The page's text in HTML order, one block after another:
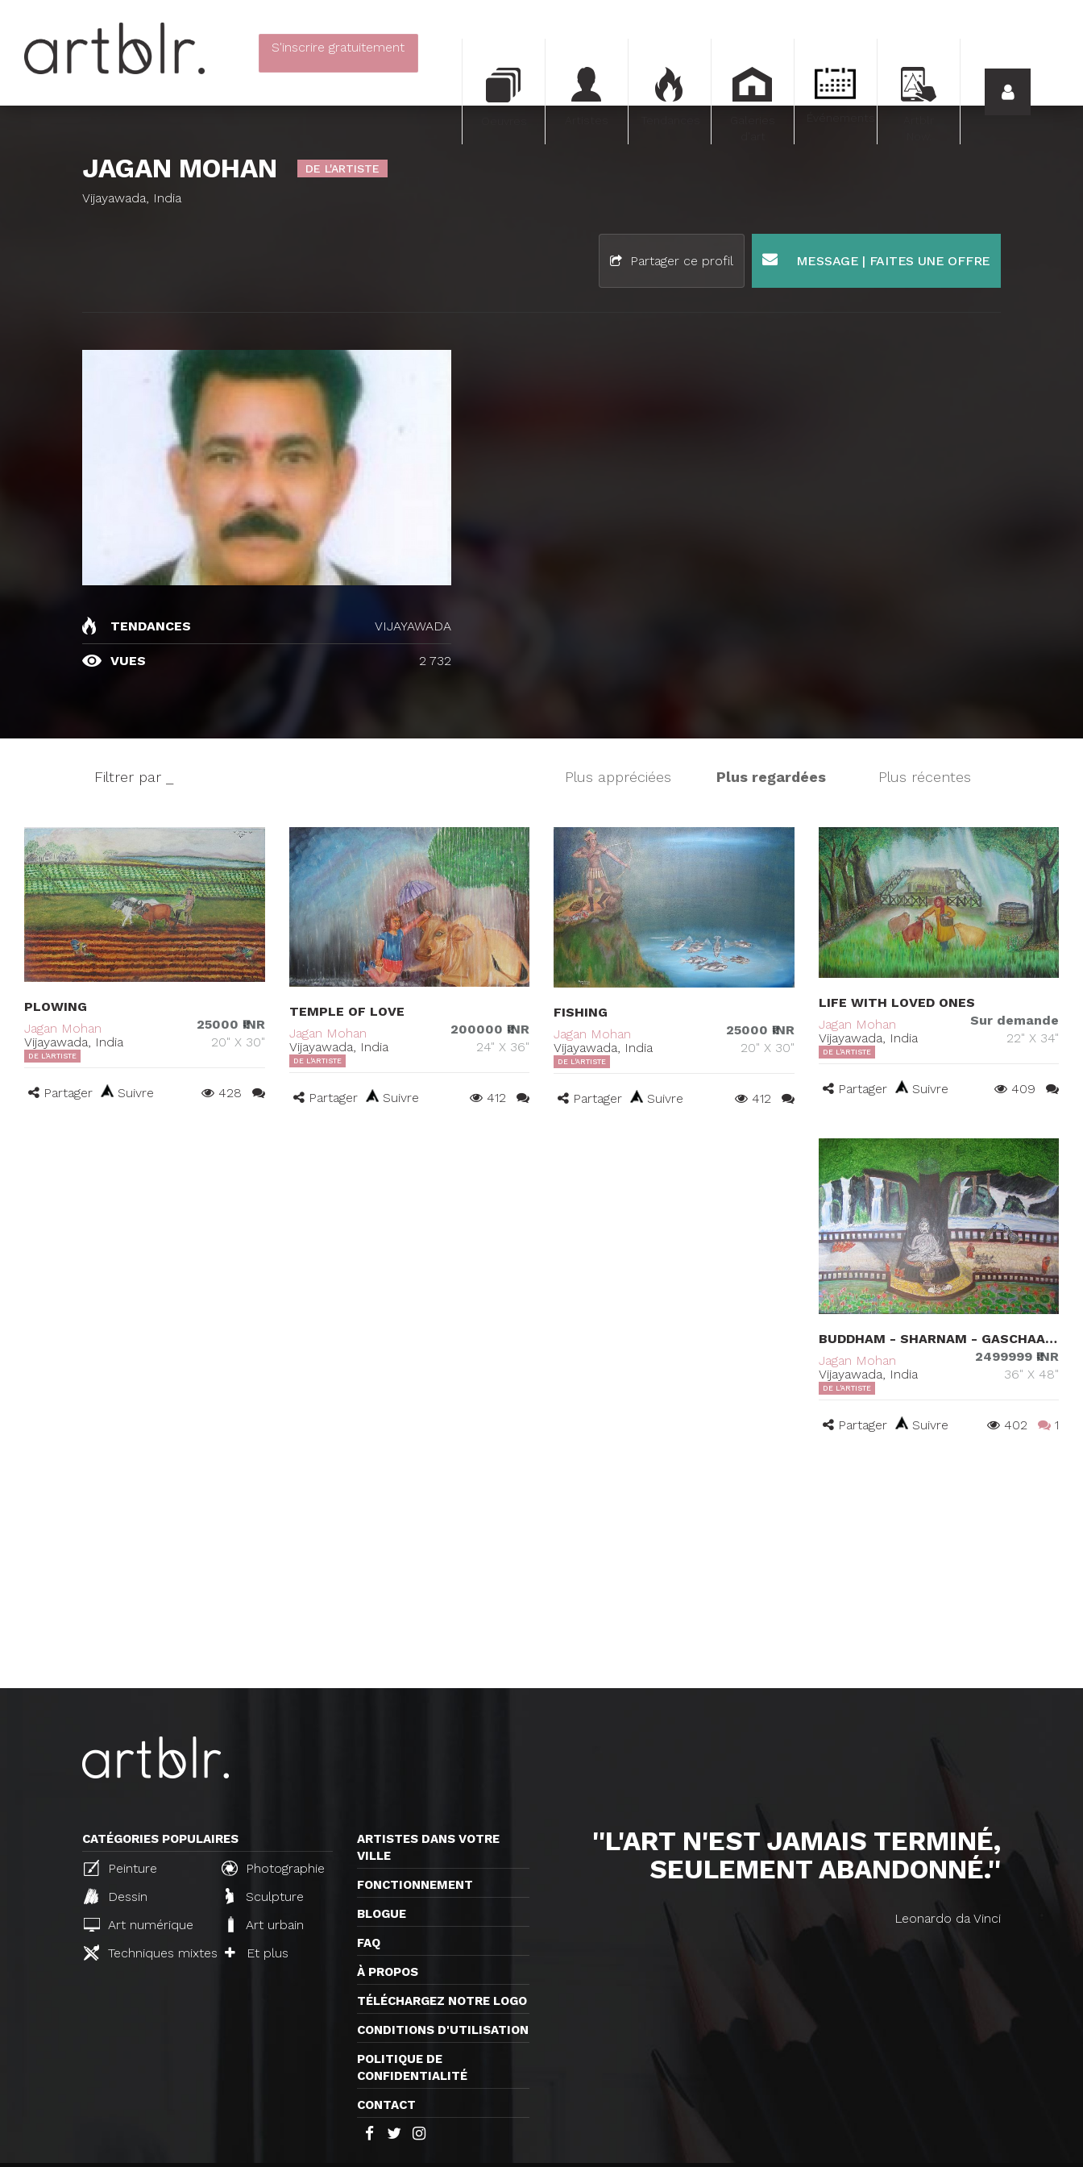
S'inscrire gratuitement
JAGAN MOHAN DE L'ARTISTE
Vijayawada, India
Partager ce profil MESSAGE | FAITES UNE OFFRE
TENDANCES VIJAYAWADA
VUES 2 732
Filtrer par _ Plus appréciées Plus regardées Plus récentes
PLOWING
Jagan Mohan
Vijayawada, India
25000 ₹INR
20" X 30"
DE L'ARTISTE
Partager Suivre 428
TEMPLE OF LOVE
Jagan Mohan
Vijayawada, India
200000 ₹INR
24" X 36"
DE L'ARTISTE
Partager Suivre 412
FISHING
Jagan Mohan
Vijayawada, India
25000 ₹INR
20" X 30"
DE L'ARTISTE
Partager Suivre 412
LIFE WITH LOVED ONES
Jagan Mohan
Vijayawada, India
Sur demande
22" X 34"
DE L'ARTISTE
Partager Suivre 409
BUDDHAM - SHARNAM - GASCHAAMI
Jagan Mohan
Vijayawada, India
2499999 ₹INR
36" X 48"
DE L'ARTISTE
Partager Suivre 402 1
CATÉGORIES POPULAIRES
Peinture
Photographie
Dessin
Sculpture
Art numérique
Art urbain
Techniques mixtes
Et plus
ARTISTES DANS VOTRE
VILLE
FONCTIONNEMENT
BLOGUE
FAQ
À PROPOS
TÉLÉCHARGEZ NOTRE LOGO
CONDITIONS D'UTILISATION
POLITIQUE DE
CONFIDENTIALITÉ
CONTACT
''L'ART N'EST JAMAIS TERMINÉ,
SEULEMENT ABANDONNÉ.''
Leonardo da Vinci